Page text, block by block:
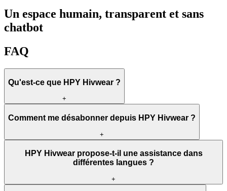
Un espace humain, transparent et sans
chatbot
FAQ
Qu'est-ce que HPY Hivwear ?
+
Comment me désabonner depuis HPY Hivwear ?
+
HPY Hivwear propose-t-il une assistance dans
différentes langues ?
+